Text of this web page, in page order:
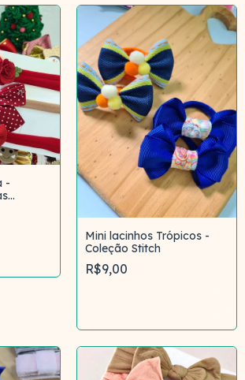
-
Mini lacinhos Trópicos -
Coleção Stitch
R$9,00